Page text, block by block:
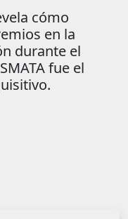
cómo
en la
durante el
fue el